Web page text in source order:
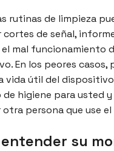
rutinas de limpieza
cortes de señal,
mal funcionamiento
En los peores casos,
vida útil del
de higiene para usted
otra persona que use
entender su